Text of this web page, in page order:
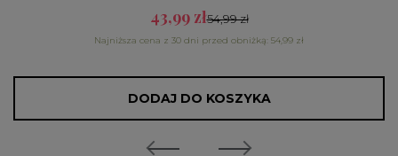
43,99 zł54,99 zł
Najniższa cena z 30 dni przed obniżką: 54,99 zł
DODAJ DO KOSZYKA